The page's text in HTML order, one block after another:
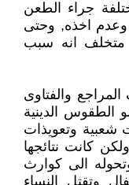
جراء الطعن
وعدم اخذه, وحتى
متخلف انه سبب
والفتاوى
الطقوس الدينية
شعبية وتعويذات
كانت نتائجها
الى كوارث
وتقتل النساء